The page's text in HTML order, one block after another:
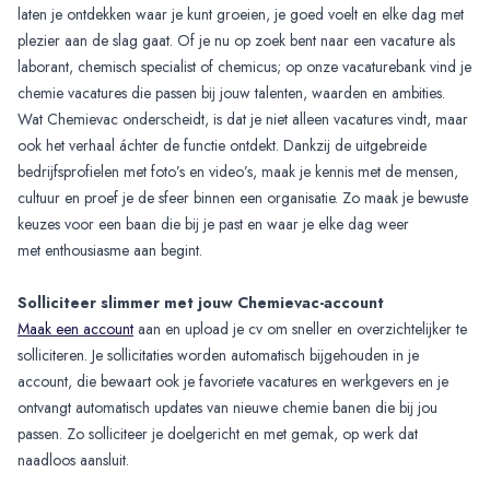
laten je ontdekken waar je kunt groeien, je goed voelt en elke dag met
plezier aan de slag gaat. Of je nu op zoek bent naar een vacature als
laborant, chemisch specialist of chemicus; op onze vacaturebank vind je
chemie vacatures die passen bij jouw talenten, waarden en ambities.
Wat Chemievac onderscheidt, is dat je niet alleen vacatures vindt, maar
ook het verhaal áchter de functie ontdekt. Dankzij de uitgebreide
bedrijfsprofielen met foto’s en video’s, maak je kennis met de mensen,
cultuur en proef je de sfeer binnen een organisatie. Zo maak je bewuste
keuzes voor een baan die bij je past en waar je elke dag weer
met enthousiasme aan begint.
Solliciteer slimmer met jouw Chemievac-account
Maak een account aan en upload je cv om sneller en overzichtelijker te
solliciteren. Je sollicitaties worden automatisch bijgehouden in je
account, die bewaart ook je favoriete vacatures en werkgevers en je
ontvangt automatisch updates van nieuwe chemie banen die bij jou
passen. Zo solliciteer je doelgericht en met gemak, op werk dat
naadloos aansluit.